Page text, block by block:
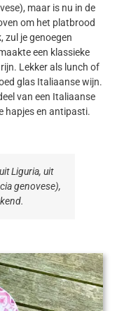
maar is nu in de
om het platbrood
zul je genoegen
een klassieke
Lekker als lunch of
glas Italiaanse wijn.
van een Italiaanse
hapjes en antipasti.
Liguria, uit
genovese),